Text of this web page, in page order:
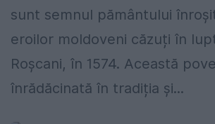
sunt semnul pământului
eroilor moldoveni căzuți în
Roșcani, în 1574. Această
înrădăcinată în tradiția și...